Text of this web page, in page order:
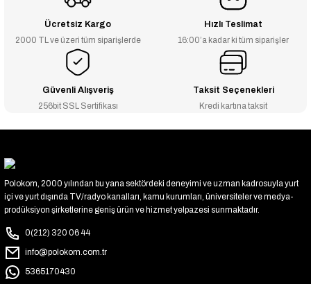
Ücretsiz Kargo
2000 TL ve üzeri tüm siparişlerde
Hızlı Teslimat
16:00’a kadar ki tüm siparişler
Güvenli Alışveriş
256bit SSL Sertifikası
Taksit Seçenekleri
Kredi kartına taksit
Polokom, 2000 yılından bu yana sektördeki deneyimi ve uzman kadrosuyla yurt
içi ve yurt dışında TV/radyo kanalları, kamu kurumları, üniversiteler ve medya-
prodüksiyon şirketlerine geniş ürün ve hizmet yelpazesi sunmaktadır.
0(212) 320 06 44
info@polokom.com.tr
5365170430